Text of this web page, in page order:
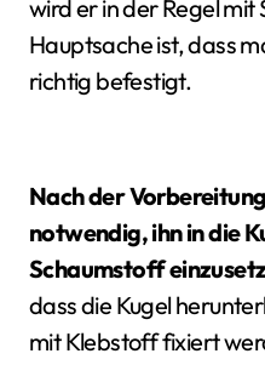
wird er in der Regel
Hauptsache ist, dass
richtig befestigt.
Nach der
notwendig, ihn in die
Schaumstoff
dass die Kugel
mit Klebstoff fixiert